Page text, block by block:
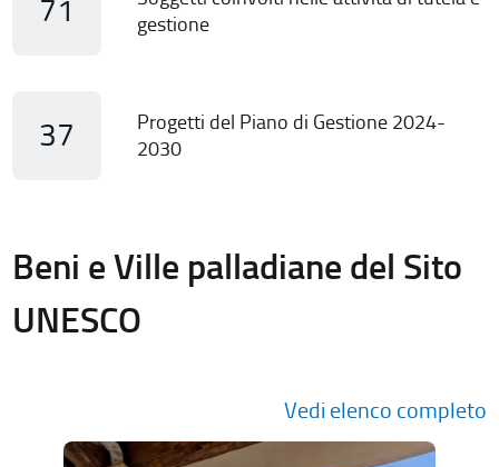
71
gestione
37
Progetti del Piano di Gestione 2024-
2030
Beni e Ville palladiane del Sito
UNESCO
Vedi elenco completo